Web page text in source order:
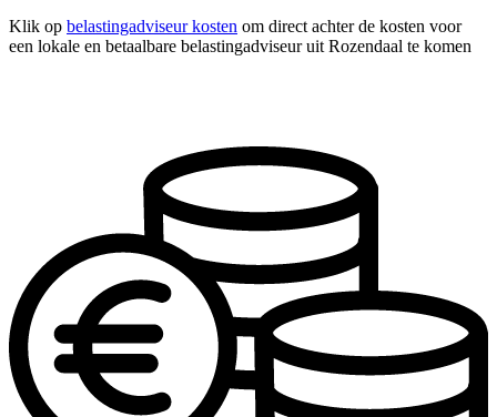
Klik op belastingadviseur kosten om direct achter de kosten voor
een lokale en betaalbare belastingadviseur uit Rozendaal te komen